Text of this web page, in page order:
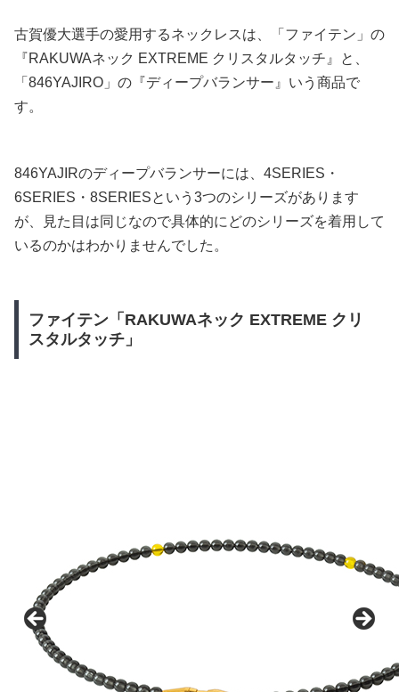
古賀優大選手の愛用するネックレスは、「ファイテン」の
『RAKUWAネック EXTREME クリスタルタッチ』と、
「846YAJIRO」の『ディープバランサー』いう商品で
す。
846YAJIRのディープバランサーには、4SERIES・
6SERIES・8SERIESという3つのシリーズがあります
が、見た目は同じなので具体的にどのシリーズを着用して
いるのかはわかりませんでした。
ファイテン「RAKUWAネック EXTREME クリ
スタルタッチ」